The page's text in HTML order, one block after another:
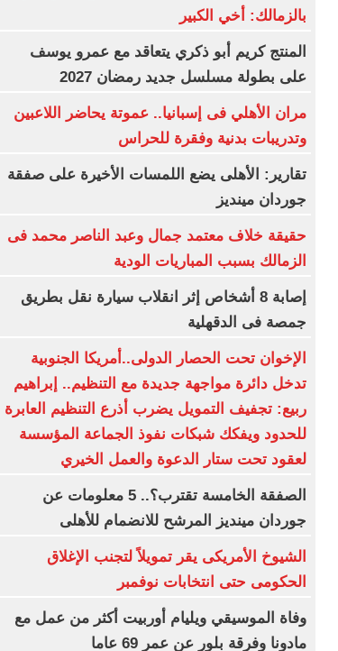
بالزمالك: أخي الكبير
المنتج كريم أبو ذكري يتعاقد مع عمرو يوسف
على بطولة مسلسل جديد رمضان 2027
مران الأهلي فى إسبانيا.. عموتة يحاضر اللاعبين
وتدريبات بدنية وفقرة للحراس
تقارير: الأهلى يضع اللمسات الأخيرة على صفقة
جوردان مينديز
حقيقة خلاف معتمد جمال وعبد الناصر محمد فى
الزمالك بسبب المباريات الودية
إصابة 8 أشخاص إثر انقلاب سيارة نقل بطريق
جمصة فى الدقهلية
الإخوان تحت الحصار الدولى..أمريكا الجنوبية
تدخل دائرة مواجهة جديدة مع التنظيم.. إبراهيم
ربيع: تجفيف التمويل يضرب أذرع التنظيم العابرة
للحدود ويفكك شبكات نفوذ الجماعة المؤسسة
لعقود تحت ستار الدعوة والعمل الخيري
الصفقة الخامسة تقترب؟.. 5 معلومات عن
جوردان مينديز المرشح للانضمام للأهلى
الشيوخ الأمريكى يقر تمويلاً لتجنب الإغلاق
الحكومى حتى انتخابات نوفمبر
وفاة الموسيقي ويليام أوربيت أكثر من عمل مع
مادونا وفرقة بلور عن عمر 69 عاما